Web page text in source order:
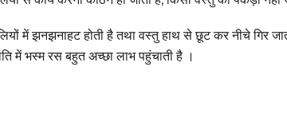
में झनझनाहट होती है तथा वस्तु हाथ से छूट कर नीचे गिर
में भस्म रस बहुत अच्छा लाभ पहुंचाती है ।